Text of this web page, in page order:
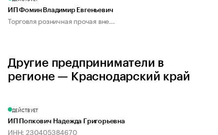
ИП Фомин Владимир Евгеньевич
Торговля розничная прочая вне...
Другие предприниматели в
регионе — Краснодарский край
ДЕЙСТВУЕТ
ИП Попкович Надежда Григорьевна
ИНН: 230405384670